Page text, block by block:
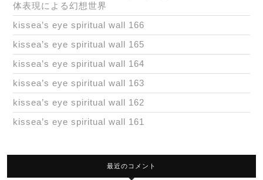
体表現による幻想世界
kissea’s eye spiritual wall 166
kissea’s eye spiritual wall 165
kissea’s eye spiritual wall 164
kissea’s eye spiritual wall 163
kissea’s eye spiritual wall 162
kissea’s eye spiritual wall 161
最近のコメント